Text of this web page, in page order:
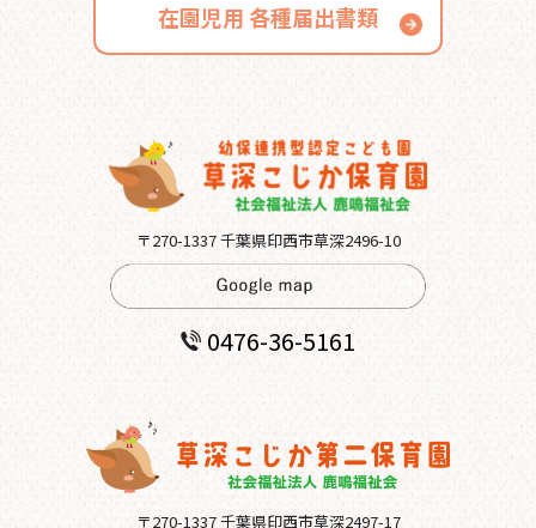
在園児用 各種届出書類
〒270-1337 千葉県印西市草深2496-10
0476-36-5161
〒270-1337 千葉県印西市草深2497-17